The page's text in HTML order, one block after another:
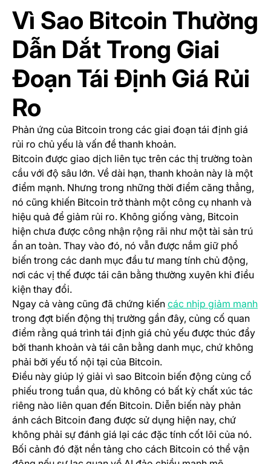
Vì Sao Bitcoin Thường
Dẫn Dắt Trong Giai
Đoạn Tái Định Giá Rủi
Ro
Phản ứng của Bitcoin trong các giai đoạn tái định giá
rủi ro chủ yếu là vấn đề thanh khoản.
Bitcoin được giao dịch liên tục trên các thị trường toàn
cầu với độ sâu lớn. Về dài hạn, thanh khoản này là một
điểm mạnh. Nhưng trong những thời điểm căng thẳng,
nó cũng khiến Bitcoin trở thành một công cụ nhanh và
hiệu quả để giảm rủi ro. Không giống vàng, Bitcoin
hiện chưa được công nhận rộng rãi như một tài sản trú
ẩn an toàn. Thay vào đó, nó vẫn được nắm giữ phổ
biến trong các danh mục đầu tư mang tính chủ động,
nơi các vị thế được tái cân bằng thường xuyên khi điều
kiện thay đổi.
Ngay cả vàng cũng đã chứng kiến các nhịp giảm mạnh
trong đợt biến động thị trường gần đây, củng cố quan
điểm rằng quá trình tái định giá chủ yếu được thúc đẩy
bởi thanh khoản và tái cân bằng danh mục, chứ không
phải bởi yếu tố nội tại của Bitcoin.
Điều này giúp lý giải vì sao Bitcoin biến động cùng cổ
phiếu trong tuần qua, dù không có bất kỳ chất xúc tác
riêng nào liên quan đến Bitcoin. Diễn biến này phản
ánh cách Bitcoin đang được sử dụng hiện nay, chứ
không phải sự đánh giá lại các đặc tính cốt lõi của nó.
Bối cảnh đó đặt nền tảng cho cách Bitcoin có thể vận